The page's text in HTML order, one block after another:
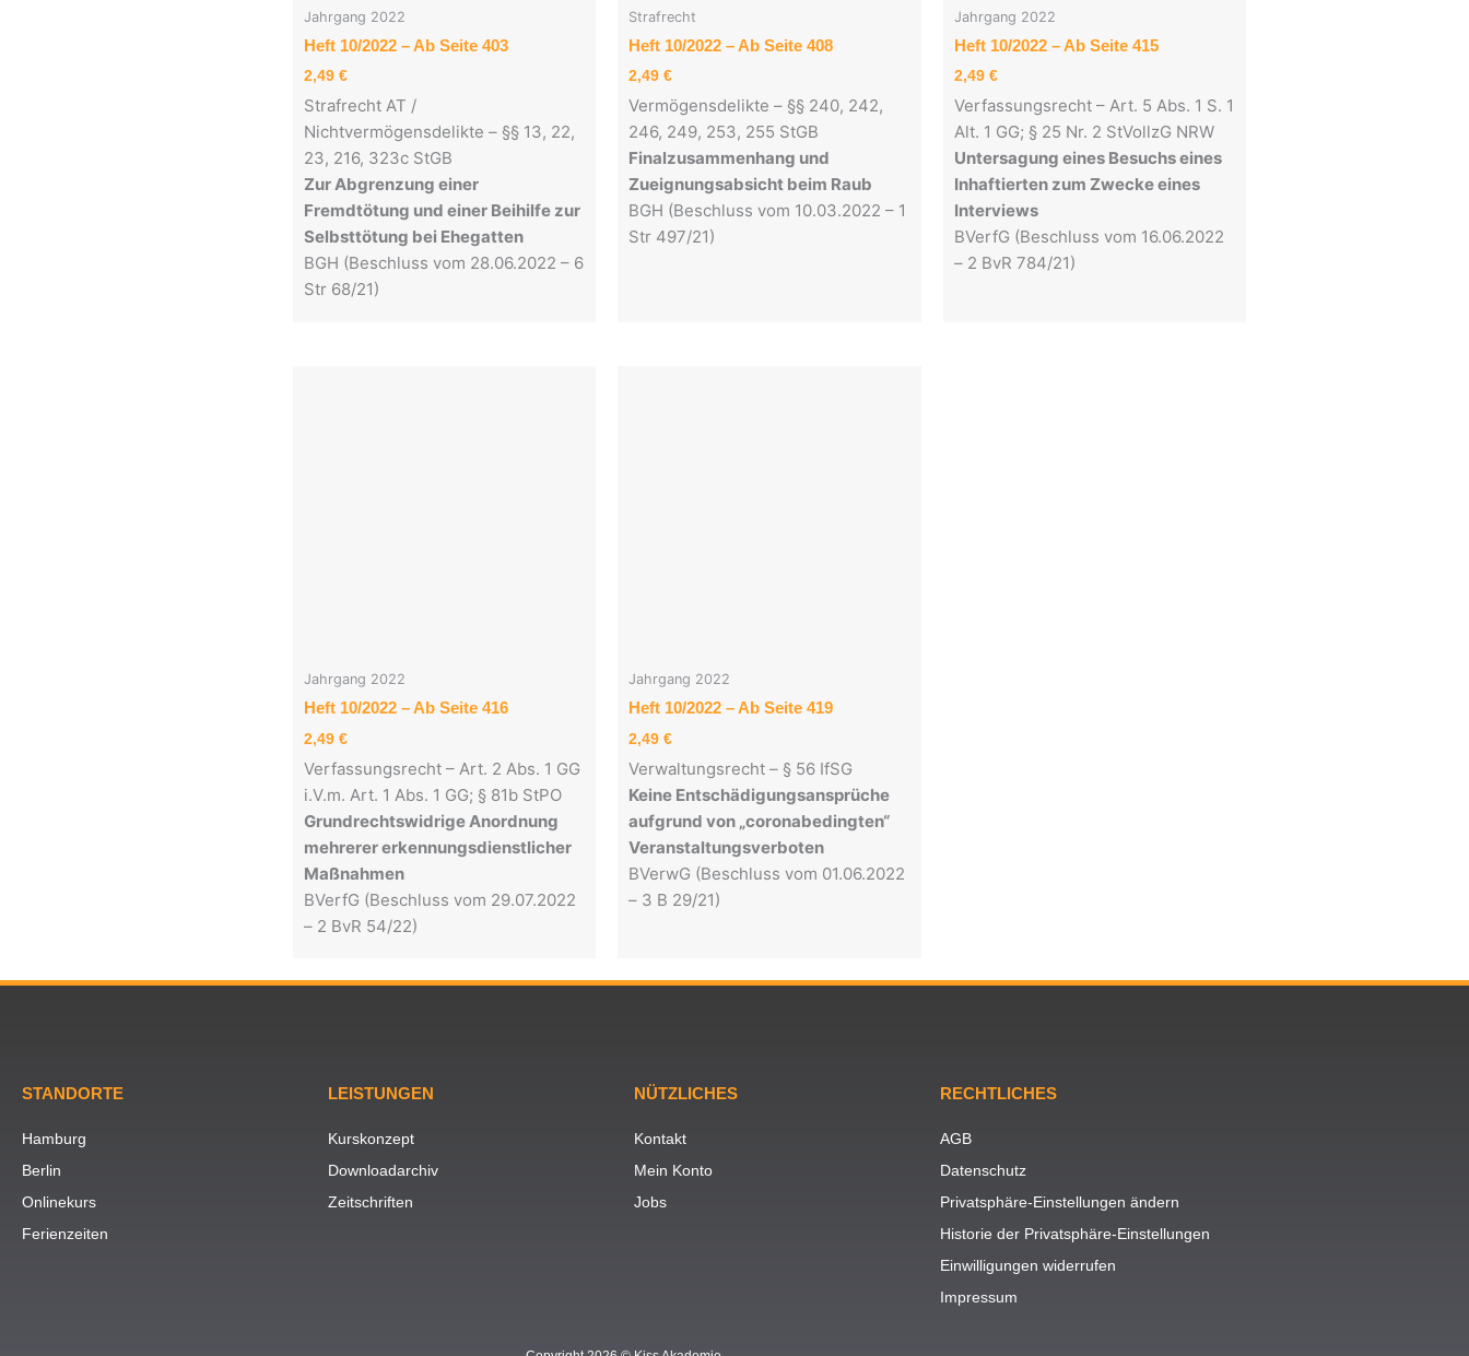
Jahrgang 2022
Heft 10/2022 – Ab Seite 403
2,49 €
Strafrecht AT /
Nichtvermögensdelikte – §§ 13, 22,
23, 216, 323c StGB
Zur Abgrenzung einer
Fremdtötung und einer Beihilfe zur
Selbsttötung bei Ehegatten
BGH (Beschluss vom 28.06.2022 – 6
Str 68/21)
Strafrecht
Heft 10/2022 – Ab Seite 408
2,49€
Vermögensdelikte – §§ 240, 242,
246, 249, 253, 255 StGB
Finalzusammenhang und
Zueignungsabsicht beim Raub
BGH (Beschluss vom 10.03.2022 – 1
Str 497/21)
Jahrgang 2022
Heft 10/2022 – Ab Seite 415
2,49 €
Verfassungsrecht – Art. 5 Abs. 1 S. 1
Alt. 1 GG; § 25 Nr. 2 StVollzG NRW
Untersagung eines Besuchs eines
Inhaftierten zum Zwecke eines
Interviews
BVerfG (Beschluss vom 16.06.2022
– 2 BvR 784/21)
Jahrgang 2022
Heft 10/2022 – Ab Seite 416
2,49 €
Verfassungsrecht – Art. 2 Abs. 1 GG
i.V.m. Art. 1 Abs. 1 GG; § 81b StPO
Grundrechtswidrige Anordnung
mehrerer erkennungsdienstlicher
Maßnahmen
BVerfG (Beschluss vom 29.07.2022
– 2 BvR 54/22)
Jahrgang 2022
Heft 10/2022 – Ab Seite 419
2,49€
Verwaltungsrecht – § 56 IfSG
Keine Entschädigungsansprüche
aufgrund von „coronabedingten“
Veranstaltungsverboten
BVerwG (Beschluss vom 01.06.2022
– 3 B 29/21)
STANDORTE
Hamburg
Berlin
Onlinekurs
Ferienzeiten
LEISTUNGEN
Kurskonzept
Downloadarchiv
Zeitschriften
NÜTZLICHES
Kontakt
Mein Konto
Jobs
RECHTLICHES
AGB
Datenschutz
Privatsphäre-Einstellungen ändern
Historie der Privatsphäre-Einstellungen
Einwilligungen widerrufen
Impressum